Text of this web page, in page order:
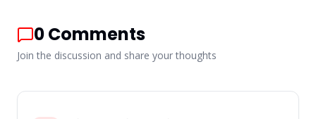
0Comments
Join the discussion and share your thoughts